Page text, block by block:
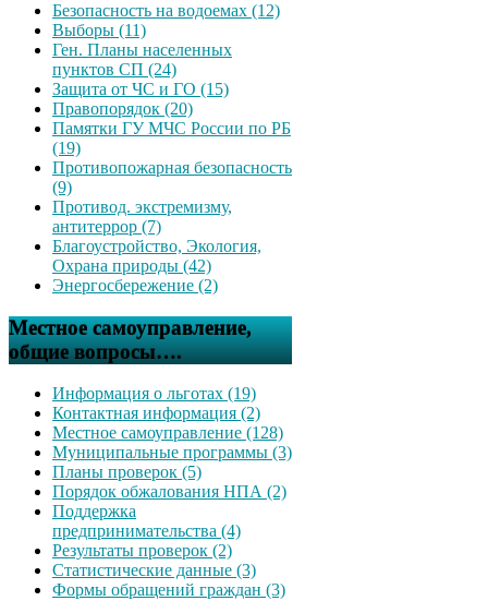
Безопасность на водоемах (12)
Выборы (11)
Ген. Планы населенных
пунктов СП (24)
Защита от ЧС и ГО (15)
Правопорядок (20)
Памятки ГУ МЧС России по РБ
(19)
Противопожарная безопасность
(9)
Противод. экстремизму,
антитеррор (7)
Благоустройство, Экология,
Охрана природы (42)
Энергосбережение (2)
Местное самоуправление,
общие вопросы….
Информация о льготах (19)
Контактная информация (2)
Местное самоуправление (128)
Муниципальные программы (3)
Планы проверок (5)
Порядок обжалования НПА (2)
Поддержка
предпринимательства (4)
Результаты проверок (2)
Статистические данные (3)
Формы обращений граждан (3)